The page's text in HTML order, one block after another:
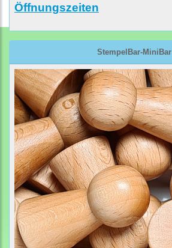
Öffnungszeiten
StempelBar-MiniBar